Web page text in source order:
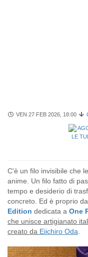
VEN 27 FEB 2026, 18:00
C'è un filo invisibile che
anime. Un filo fatto di
tempo e desiderio di
concreto. Ed è proprio
Edition dedicata a One
che unisce artigianato
creato da Eiichiro Oda